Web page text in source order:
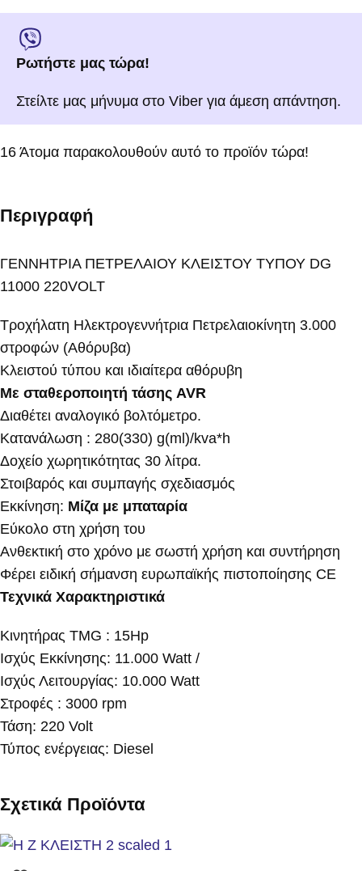
Ρωτήστε μας τώρα!
Στείλτε μας μήνυμα στο Viber για άμεση απάντηση.
16 Άτομα παρακολουθούν αυτό το προϊόν τώρα!
Περιγραφή
ΓΕΝΝΗΤΡΙΑ ΠΕΤΡΕΛΑΙΟΥ ΚΛΕΙΣΤΟΥ ΤΥΠΟΥ DG
11000 220VOLT
Τροχήλατη Ηλεκτρογεννήτρια Πετρελαιοκίνητη 3.000
στροφών (Αθόρυβα)
Κλειστού τύπου και ιδιαίτερα αθόρυβη
Με σταθεροποιητή τάσης AVR
Διαθέτει αναλογικό βολτόμετρο.
Κατανάλωση : 280(330) g(ml)/kva*h
Δοχείο χωρητικότητας 30 λίτρα.
Στοιβαρός και συμπαγής σχεδιασμός
Εκκίνηση: Μίζα με μπαταρία
Εύκολο στη χρήση του
Ανθεκτική στο χρόνο με σωστή χρήση και συντήρηση
Φέρει ειδική σήμανση ευρωπαϊκής πιστοποίησης CE
Τεχνικά Χαρακτηριστικά
Κινητήρας TMG : 15Hp
Ισχύς Εκκίνησης: 11.000 Watt /
Ισχύς Λειτουργίας: 10.000 Watt
Στροφές : 3000 rpm
Τάση: 220 Volt
Τύπος ενέργειας: Diesel
Σχετικά Προϊόντα